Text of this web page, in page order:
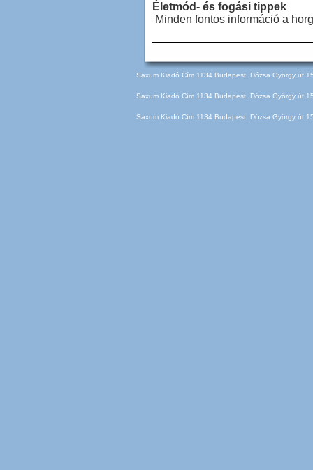
Életmód- és fogási tippek
Minden fontos információ a
Saxum Kiadó Cím 1134 Budapest, Dózsa György út
Saxum Kiadó Cím 1134 Budapest, Dózsa György út
Saxum Kiadó Cím 1134 Budapest, Dózsa György út